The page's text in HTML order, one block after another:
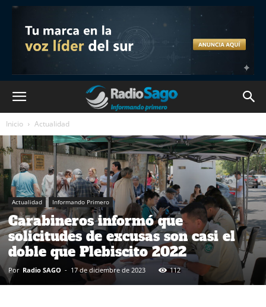
Inicio Actualidad
Actualidad Informando Primero
Carabineros informó que
solicitudes de excusas son casi el
doble que Plebiscito 2022
Por Radio SAGO - 17 de diciembre de 2023 112